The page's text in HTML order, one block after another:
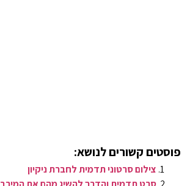
פוסטים קשורים לנושא:
צילום סרטוני תדמית לחברת ניקיון